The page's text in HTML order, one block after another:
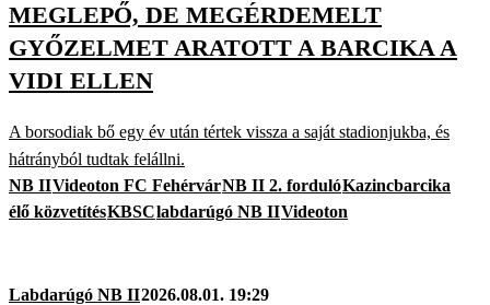
MEGLEPŐ, DE MEGÉRDEMELT
GYŐZELMET ARATOTT A BARCIKA A
VIDI ELLEN
A borsodiak bő egy év után tértek vissza a saját stadionjukba, és
hátrányból tudtak felállni.
NB IIVideoton FC FehérvárNB II 2. fordulóKazincbarcika
élő közvetítésKBSClabdarúgó NB IIVideoton
Labdarúgó NB II2026.08.01. 19:29